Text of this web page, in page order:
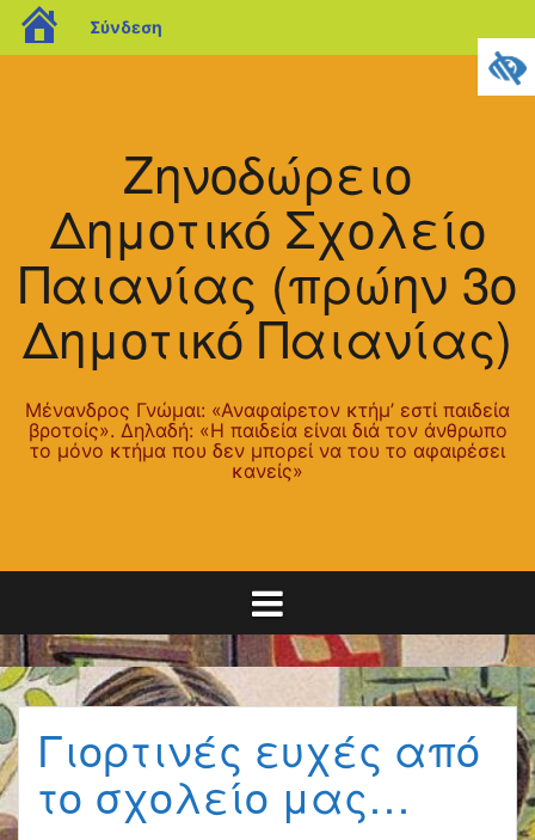
blogs.sch.gr
Σύνδεση
Ζηνοδώρειο
Δημοτικό Σχολείο
Παιανίας (πρώην 3ο
Δημοτικό Παιανίας)
Μένανδρος Γνώμαι: «Αναφαίρετον κτήμ’ εστί παιδεία
βροτοίς». Δηλαδή: «Η παιδεία είναι διά τον άνθρωπο
το μόνο κτήμα που δεν μπορεί να του το αφαιρέσει
κανείς»
Γιορτινές ευχές από
το σχολείο μας…